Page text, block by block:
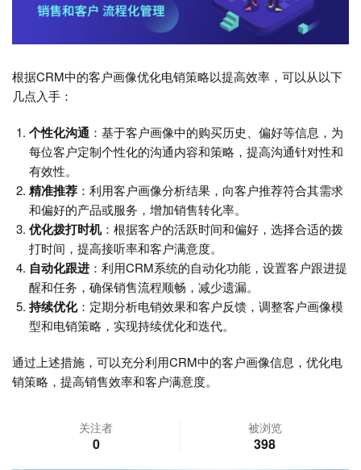
根据CRM中的客户画像优化电销策略以提高效率，可以从以下
几点入手：
个性化沟通 ：基于客户画像中的购买历史、偏好等信息，为
每位客户定制个性化的沟通内容和策略，提高沟通针对性和
有效性。
精准推荐 ：利用客户画像分析结果，向客户推荐符合其需求
和偏好的产品或服务，增加销售转化率。
优化拨打时机：根据客户的活跃时间和偏好，选择合适的拨
打时间，提高接听率和客户满意度。
自动化跟进 ：利用CRM系统的自动化功能，设置客户跟进提
醒和任务，确保销售流程顺畅，减少遗漏。
持续优化：定期分析电销效果和客户反馈，调整客户画像模
型和电销策略，实现持续优化和迭代。
通过上述措施，可以充分利用CRM中的客户画像信息，优化电
销策略，提高销售效率和客户满意度。
关注者
0
被浏览
398